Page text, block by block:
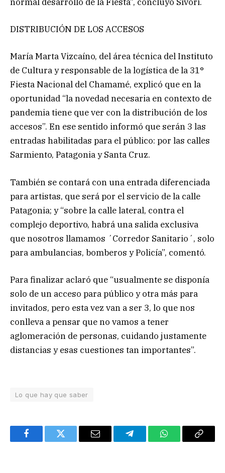
DISTRIBUCIÓN DE LOS ACCESOS
María Marta Vizcaíno, del área técnica del Instituto
de Cultura y responsable de la logística de la 31°
Fiesta Nacional del Chamamé, explicó que en la
oportunidad “la novedad necesaria en contexto de
pandemia tiene que ver con la distribución de los
accesos”. En ese sentido informó que serán 3 las
entradas habilitadas para el público: por las calles
Sarmiento, Patagonia y Santa Cruz.
También se contará con una entrada diferenciada
para artistas, que será por el servicio de la calle
Patagonia; y “sobre la calle lateral, contra el
complejo deportivo, habrá una salida exclusiva
que nosotros llamamos ´Corredor Sanitario´, solo
para ambulancias, bomberos y Policía”, comentó.
Para finalizar aclaró que “usualmente se disponía
solo de un acceso para público y otra más para
invitados, pero esta vez van a ser 3, lo que nos
conlleva a pensar que no vamos a tener
aglomeración de personas, cuidando justamente
distancias y esas cuestiones tan importantes”.
Lo que hay que saber
FacebookTwitter Email TelegramWhatsAppCopy